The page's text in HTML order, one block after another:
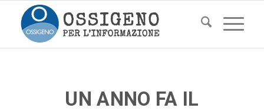
UN ANNO FA IL